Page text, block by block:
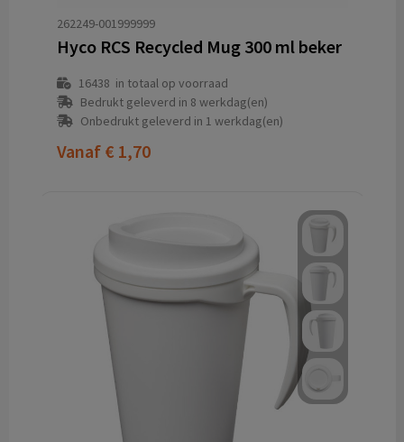
262249-001999999
Hyco RCS Recycled Mug 300 ml beker
16438 in totaal op voorraad
Bedrukt geleverd in 8 werkdag(en)
Onbedrukt geleverd in 1 werkdag(en)
Vanaf € 1,70